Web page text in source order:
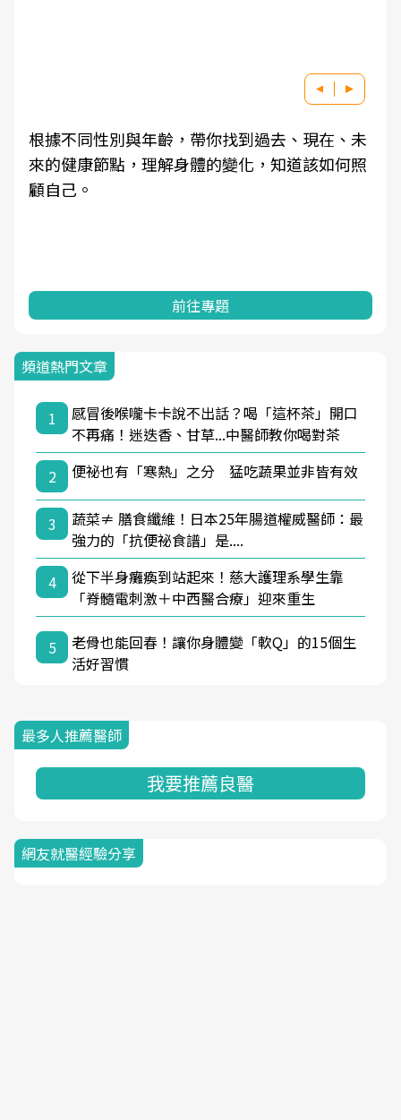
因應超高齡社會來臨，良醫健康網推動「2025年
健檢服務大調查」，以倡議健康促進為目的，深
耕健康篩檢之於台灣民眾健康的關鍵角色，並透
前往專題
頻道熱門文章
1
感冒後喉嚨卡卡說不出話？喝「這杯茶」開口
不再痛！迷迭香、甘草...中醫師教你喝對茶
2
便祕也有「寒熱」之分 猛吃蔬果並非皆有效
3
蔬菜≠ 膳食纖維！日本25年腸道權威醫師：最
強力的「抗便祕食譜」是....
4
從下半身癱瘓到站起來！慈大護理系學生靠
「脊髓電刺激＋中西醫合療」迎來重生
5
老骨也能回春！讓你身體變「軟Q」的15個生
活好習慣
最多人推薦醫師
我要推薦良醫
網友就醫經驗分享